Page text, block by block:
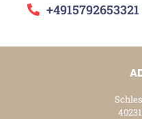
+4915792653321